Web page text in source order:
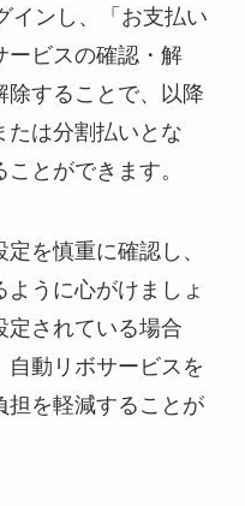
インし、「お支払い
ービスの確認・解
除することで、以降
たは分割払いとな
とができます。
を慎重に確認し、
うに心がけましょ
定されている場合
自動リボサービスを
担を軽減することが